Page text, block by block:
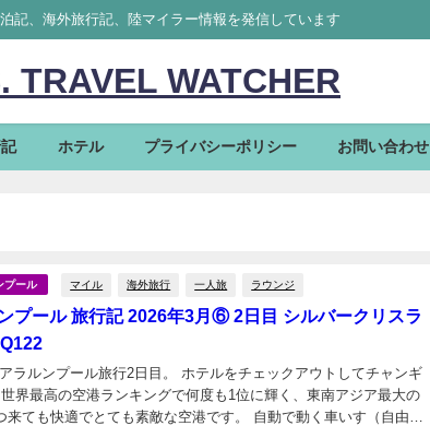
記、海外旅行記、陸マイラー情報を発信しています
TRAVEL WATCHER
ホテル プライバシーポリシー お問い合わせ
プール マイル 海外旅行 一人旅 ラウンジ
プール 旅行記 2026年3月⑥ 2日目 シルバークリスラ
ラルンプール旅行2日目。 ホテルをチェックアウトしてチャンギ
ても快適でとても素敵な空港です。 自動で動く車いす（自由に